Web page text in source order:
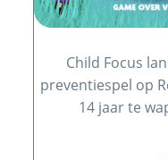
Child Focus
preventiespel op
14 jaar te